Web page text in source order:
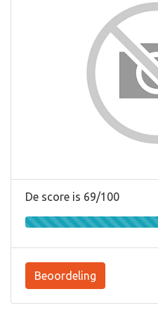
De score is 69/100
Beoordeling